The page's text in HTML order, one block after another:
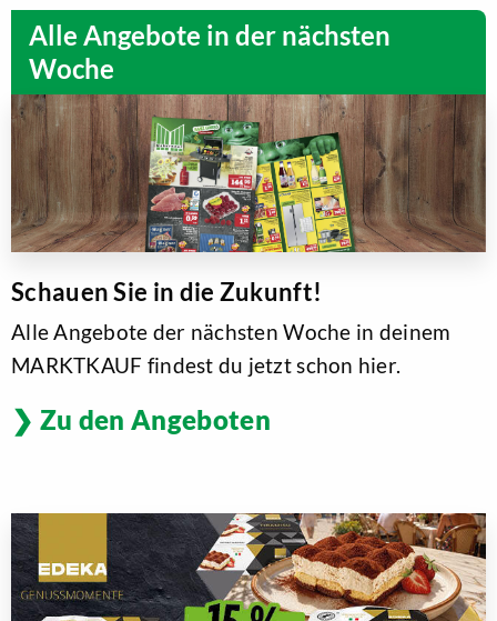
Alle Angebote in der nächsten
Woche
Schauen Sie in die Zukunft!
Alle Angebote der nächsten Woche in deinem
MARKTKAUF findest du jetzt schon hier.
Zu den Angeboten